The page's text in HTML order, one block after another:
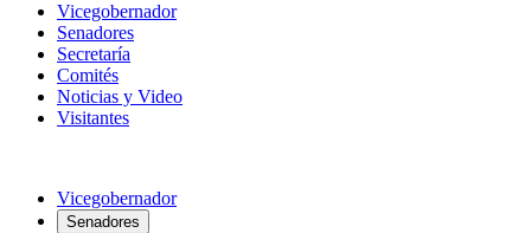
Vicegobernador
Senadores
Secretaría
Comités
Noticias y Video
Visitantes
Vicegobernador
Senadores